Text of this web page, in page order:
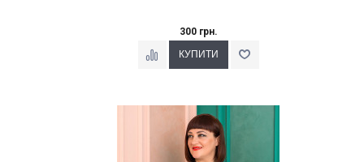
300 грн.